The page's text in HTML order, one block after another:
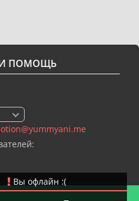
И ПОМОЩЬ
Вы офлайн :(